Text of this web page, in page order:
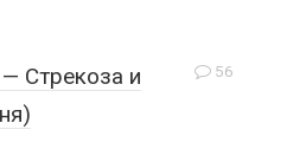
56
Стрекоза и